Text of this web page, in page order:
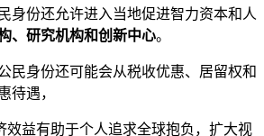
身份还允许进入当地促进智力资本和人
、研究机构和创新中心。
民身份还可能会从税收优惠、居留权和
待遇，
效益有助于个人追求全球抱负，扩大视